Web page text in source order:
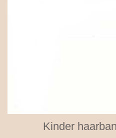
Kinder